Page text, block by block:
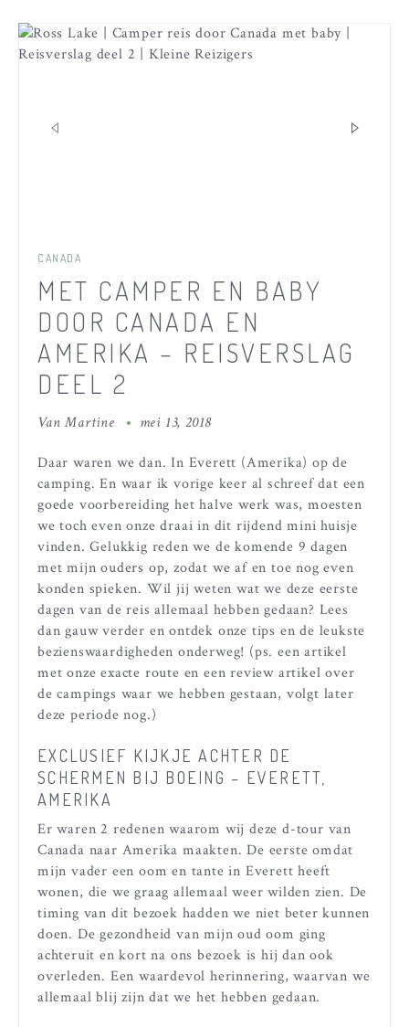
CANADA
MET CAMPER EN BABY
DOOR CANADA EN
AMERIKA – REISVERSLAG
DEEL 2
VanMartine mei 13, 2018
Daar waren we dan. In Everett (Amerika) op de
camping. En waar ik vorige keer al schreef dat een
goede voorbereiding het halve werk was, moesten
we toch even onze draai in dit rijdend mini huisje
vinden. Gelukkig reden we de komende 9 dagen
met mijn ouders op, zodat we af en toe nog even
konden spieken. Wil jij weten wat we deze eerste
dagen van de reis allemaal hebben gedaan? Lees
dan gauw verder en ontdek onze tips en de leukste
bezienswaardigheden onderweg! (ps. een artikel
met onze exacte route en een review artikel over
de campings waar we hebben gestaan, volgt later
deze periode nog.)
EXCLUSIEF KIJKJE ACHTER DE
SCHERMEN BIJ BOEING – EVERETT,
AMERIKA
Er waren 2 redenen waarom wij deze d-tour van
Canada naar Amerika maakten. De eerste omdat
mijn vader een oom en tante in Everett heeft
wonen, die we graag allemaal weer wilden zien. De
timing van dit bezoek hadden we niet beter kunnen
doen. De gezondheid van mijn oud oom ging
achteruit en kort na ons bezoek is hij dan ook
overleden. Een waardevol herinnering, waarvan we
allemaal blij zijn dat we het hebben gedaan.